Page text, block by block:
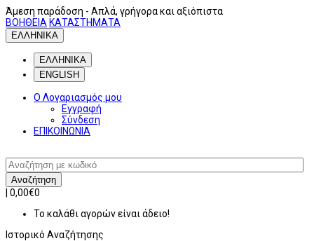
Άμεση παράδοση - Απλά, γρήγορα και αξιόπιστα
ΒΟΗΘΕΙΑ ΚΑΤΑΣΤΗΜΑΤΑ
ΕΛΛΗΝΙΚΑ
ΕΛΛΗΝΙΚΑ
ENGLISH
Ο Λογαριασμός μου
Εγγραφή
Σύνδεση
ΕΠΙΚΟΙΝΩΝΙΑ
Αναζήτηση
0,00€0
Το καλάθι αγορών είναι άδειο!
Ιστορικό Αναζήτησης